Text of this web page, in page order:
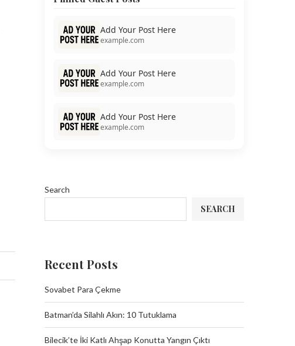
Add Your Post Here
example.com
Add Your Post Here
example.com
Add Your Post Here
example.com
Search
SEARCH
Recent Posts
Sovabet Para Çekme
Batman’da Silahlı Akın: 10 Tutuklama
Bilecik’te İki Katlı Ahşap Konutta Yangın Çıktı